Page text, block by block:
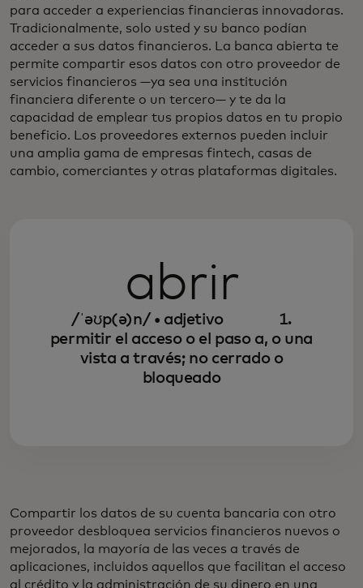
para acceder a experiencias financieras innovadoras.
Tradicionalmente, solo usted y su banco podían
acceder a sus datos financieros. La banca abierta te
permite compartir esos datos con otro proveedor de
servicios financieros —ya sea una institución
financiera diferente o un tercero— y te da la
capacidad de emplear tus propios datos en tu propio
beneficio. Los proveedores externos pueden incluir
una amplia gama de empresas fintech, casas de
cambio, comerciantes y otras plataformas digitales.
abrir
/ˈəʊp(ə)n/ • adjetivo
1.
permitir el acceso o el paso a, o una
vista a través; no cerrado o
bloqueado
Compartir los datos de su cuenta bancaria con otro
proveedor desbloquea servicios financieros nuevos o
mejorados, la mayoría de las veces a través de
aplicaciones, incluidos aquellos que facilitan el acceso
al crédito y la administración de su dinero en una